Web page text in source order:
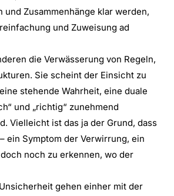
und Zusammenhänge klar werden,
und Zuweisung ad
die Verwässerung von Regeln,
Sie scheint der Einsicht zu
stehende Wahrheit, eine duale
und „richtig“ zunehmend
Vielleicht ist das ja der Grund, dass
ein Symptom der Verwirrung, ein
noch zu erkennen, wo der
gehen einher mit der